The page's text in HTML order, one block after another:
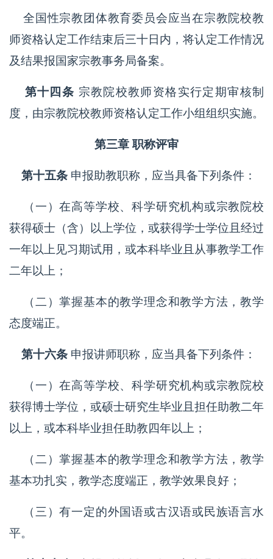
全国性宗教团体教育委员会应当在宗教院校教
师资格认定工作结束后三十日内，将认定工作情况
及结果报国家宗教事务局备案。
第十四条 宗教院校教师资格实行定期审核制
度，由宗教院校教师资格认定工作小组组织实施。
第三章 职称评审
第十五条 申报助教职称，应当具备下列条件：
（一）在高等学校、科学研究机构或宗教院校
获得硕士（含）以上学位，或获得学士学位且经过
一年以上见习期试用，或本科毕业且从事教学工作
二年以上；
（二）掌握基本的教学理念和教学方法，教学
态度端正。
第十六条 申报讲师职称，应当具备下列条件：
（一）在高等学校、科学研究机构或宗教院校
获得博士学位，或硕士研究生毕业且担任助教二年
以上，或本科毕业担任助教四年以上；
（二）掌握基本的教学理念和教学方法，教学
基本功扎实，教学态度端正，教学效果良好；
（三）有一定的外国语或古汉语或民族语言水
平。